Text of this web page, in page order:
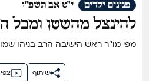
י"ט אב תשפ"ו פנינים יקרים
להינצל מהשטן ומכל
מפי מו''ר ראש הישיבה הרב בניהו שמואלי שליט''א
שיתוף